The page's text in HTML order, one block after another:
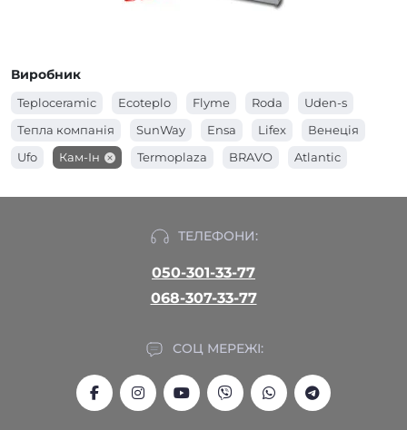
Виробник
Teploceramic Ecoteplo Flyme Roda
Uden-s
Тепла компанія
SunWay Ensa Lifex
Венеція
Ufo
Кам-Ін Termoplaza BRAVO Atlantic
ТЕЛЕФОНИ:
050-301-33-77
068-307-33-77
СОЦ МЕРЕЖІ: